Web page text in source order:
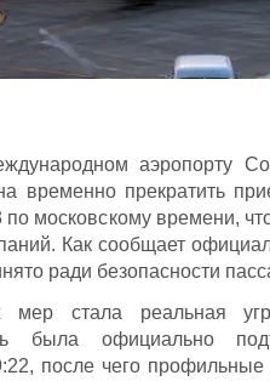
аэропорту
временно прекратить
по московскому времени,
Как сообщает
ради безопасности
мер стала реальная
была официально
после чего